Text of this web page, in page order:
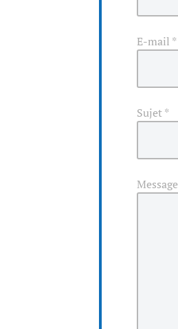
E-mail *
Sujet*
Message